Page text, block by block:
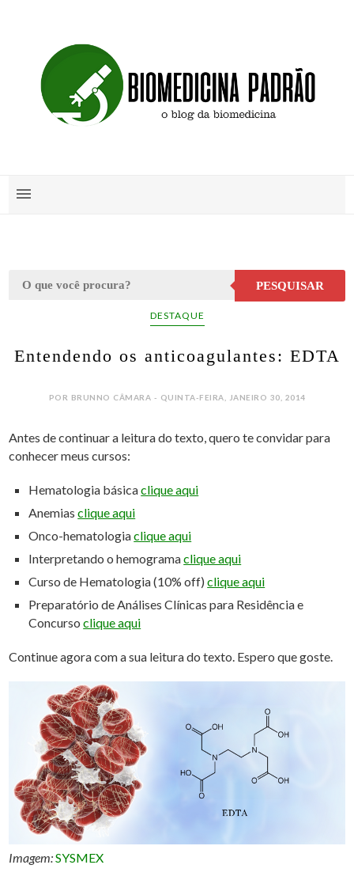
PESQUISAR
DESTAQUE
Entendendo os anticoagulantes: EDTA
POR BRUNNO CÂMARA - QUINTA-FEIRA, JANEIRO 30, 2014
Antes de continuar a leitura do texto, quero te convidar para
conhecer meus cursos:
Hematologia básicaclique aqui
Anemiasclique aqui
Onco-hematologiaclique aqui
Interpretando o hemogramaclique aqui
Curso de Hematologia (10% off)clique aqui
Preparatório de Análises Clínicas para Residência e
Concursoclique aqui
Continue agora com a sua leitura do texto. Espero que goste.
Imagem:SYSMEX